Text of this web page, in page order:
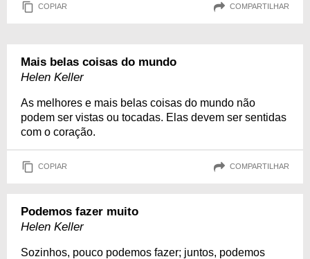
COPIAR COMPARTILHAR
Mais belas coisas do mundo
Helen Keller
As melhores e mais belas coisas do mundo não
podem ser vistas ou tocadas. Elas devem ser sentidas
com o coração.
COPIAR COMPARTILHAR
Podemos fazer muito
Helen Keller
Sozinhos, pouco podemos fazer; juntos, podemos